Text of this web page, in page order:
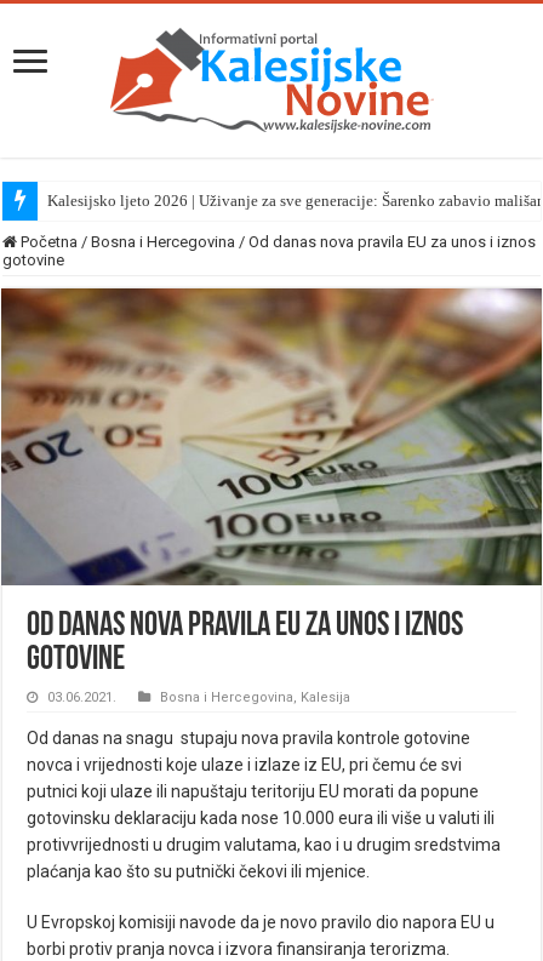
Kalesijsko ljeto 2026 | Uživanje za sve generacije: Šarenko zabavio
Početna / Bosna i Hercegovina / Od danas nova pravila EU za unos i iznos
gotovine
Od danas nova pravila EU za unos i iznos
gotovine
03.06.2021. Bosna i Hercegovina, Kalesija
Od danas na snagu stupaju nova pravila kontrole gotovine
novca i vrijednosti koje ulaze i izlaze iz EU, pri čemu će svi
putnici koji ulaze ili napuštaju teritoriju EU morati da popune
gotovinsku deklaraciju kada nose 10.000 eura ili više u valuti ili
protivvrijednosti u drugim valutama, kao i u drugim sredstvima
plaćanja kao što su putnički čekovi ili mjenice.
U Evropskoj komisiji navode da je novo pravilo dio napora EU u
borbi protiv pranja novca i izvora finansiranja terorizma.